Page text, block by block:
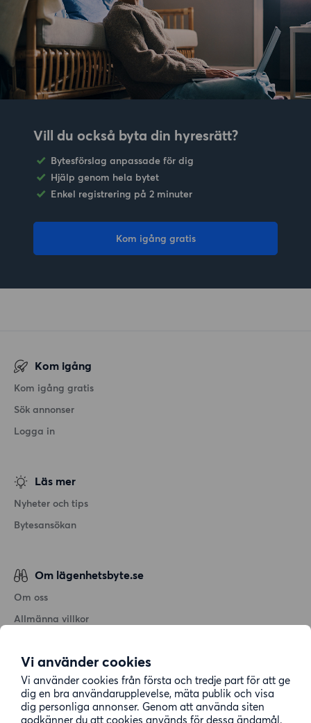
Vi använder cookies
Vi använder cookies från första och tredje part för att ge
dig en bra användarupplevelse, mäta publik och visa
dig personliga annonser. Genom att använda siten
godkänner du att cookies används för dessa ändamål.
Vill du också byta din hyresrätt?
Bytesförslag anpassade för dig
Hjälp genom hela bytet
Enkel registrering på 2 minuter
Kom igång gratis
Kom igång
Kom igång gratis
Sök annonser
Logga in
Läs mer
Nyheter och tips
Bytesansökan
Om lägenhetsbyte.se
Om oss
Allmänna villkor
Cookiepolicy
Sitemap